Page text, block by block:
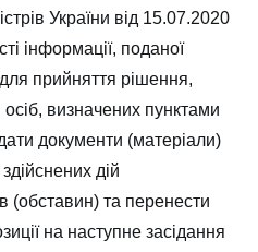
України від 15.07.2020
інформації, поданої
прийняття рішення,
осіб, визначених пунктами
документи (матеріали)
дій
(обставин) та перенести
на наступне засідання